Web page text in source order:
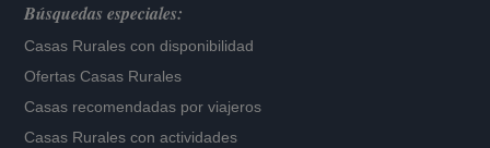
Búsquedas especiales:
Casas Rurales con disponibilidad
Ofertas Casas Rurales
Casas recomendadas por viajeros
Casas Rurales con actividades